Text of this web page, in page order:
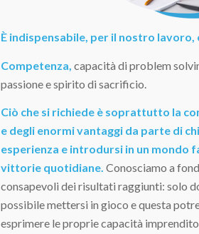
È indispensabile, per il nostro
Competenza,capacità di problem
passione e spirito di sacrificio.
Ciò che si richiede è soprattutto la
e degli enormi vantaggi da parte di
esperienza e introdursi in un mondo
vittorie quotidiane. Conosciamo a
consapevoli dei risultati raggiunti: solo
possibile mettersi in gioco e questa
esprimere le proprie capacità